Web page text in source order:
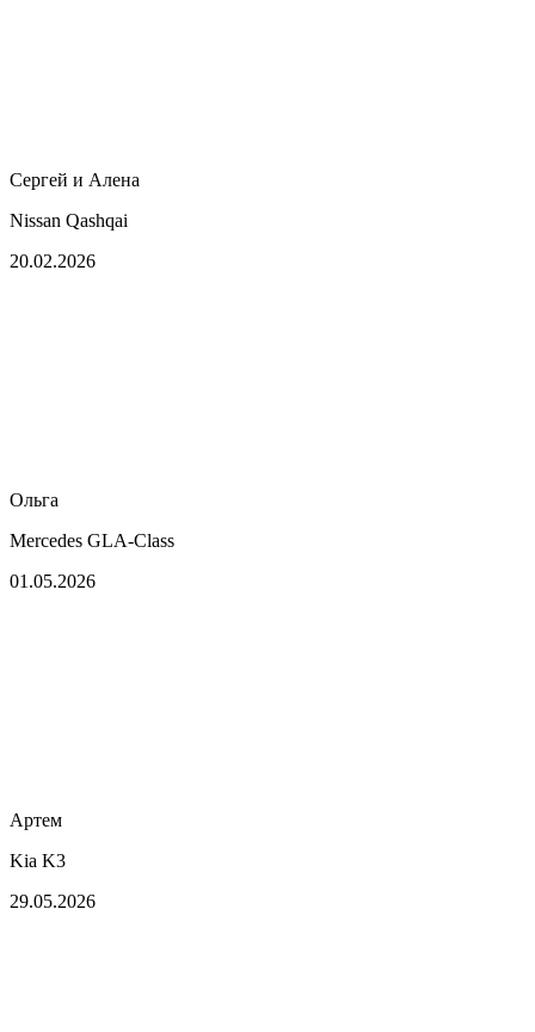
Сергей и Алена
Nissan Qashqai
20.02.2026
Ольга
Mercedes GLA-Class
01.05.2026
Артем
Kia K3
29.05.2026